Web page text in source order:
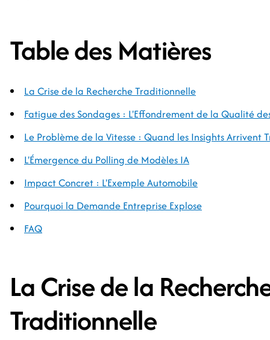
Table des Matières
La Crise de la Recherche Traditionnelle
Fatigue des Sondages : L'Effondrement de la Qualité
Le Problème de la Vitesse : Quand les Insights Arrivent
L'Émergence du Polling de Modèles IA
Impact Concret : L'Exemple Automobile
Pourquoi la Demande Entreprise Explose
FAQ
La Crise de la
Traditionnelle